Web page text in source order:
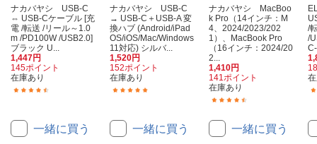
ナカバヤシ USB-C
⇔ USB-Cケーブル [充
電 /転送 /リール～1.0
m /PD100W /USB2.0]
ブラック U...
1,447円
145ポイント
在庫あり
一緒に買う
ナカバヤシ USB-C
→ USB-C＋USB-A 変
換ハブ (Android/iPad
OS/iOS/Mac/Windows
11対応) シルバ...
1,520円
152ポイント
在庫あり
一緒に買う
ナカバヤシ MacBoo
k Pro（14インチ：M
4、2024/2023/202
1）、MacBook Pro
（16インチ：2024/20
2...
1,410円
141ポイント
在庫あり
一緒に買う
/
/